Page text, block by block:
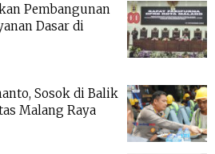
Pembangunan
Dasar di
Sosok di Balik
Malang Raya